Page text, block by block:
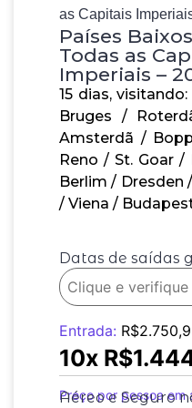
as Capitais
Países
Todas as
Imperiais –
15 dias,
Bruges /
Amsterdã /
Reno / St. Goar
Berlim / Dresden
/ Viena /
Datas de saídas
Entrada: R$
10x R$
Preço por pessoa em
Aéreo e Seguro